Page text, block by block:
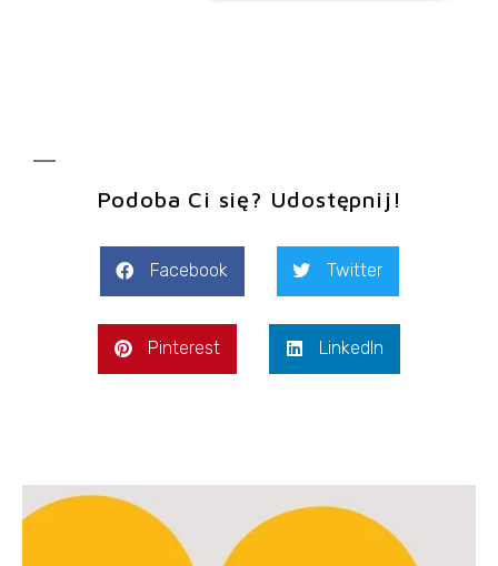
Podoba Ci się? Udostępnij!
Facebook Twitter
Pinterest LinkedIn